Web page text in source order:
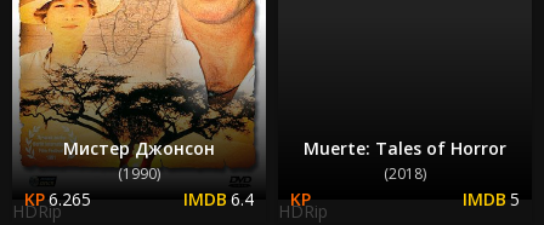
Мистер Джонсон
(1990)
6.265 6.4
HDRip
Muerte: Tales of Horror
(2018)
5
HDRip